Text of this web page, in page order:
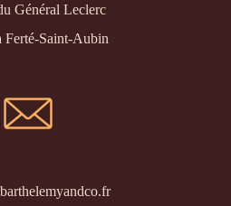
Général Leclerc
Ferté-Saint-Aubin